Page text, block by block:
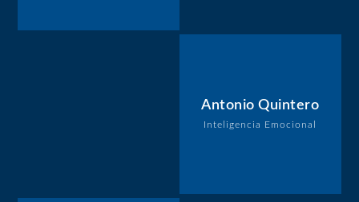
Antonio Quintero
Inteligencia Emocional